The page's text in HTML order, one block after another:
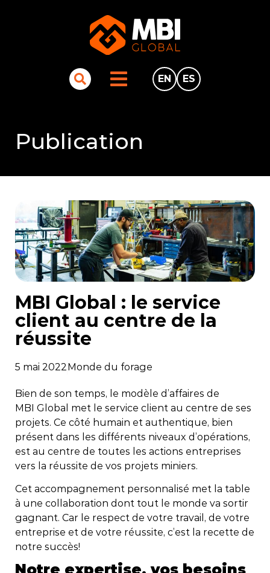
EN ES
Publication
MBI Global : le service
client au centre de la
réussite
5 mai 2022 Monde du forage
Bien de son temps, le modèle d’affaires de
MBI Global met le service client au centre de ses
projets. Ce côté humain et authentique, bien
présent dans les différents niveaux d’opérations,
est au centre de toutes les actions entreprises
vers la réussite de vos projets miniers.
Cet accompagnement personnalisé met la table
à une collaboration dont tout le monde va sortir
gagnant. Car le respect de votre travail, de votre
entreprise et de votre réussite, c’est la recette de
notre succès!